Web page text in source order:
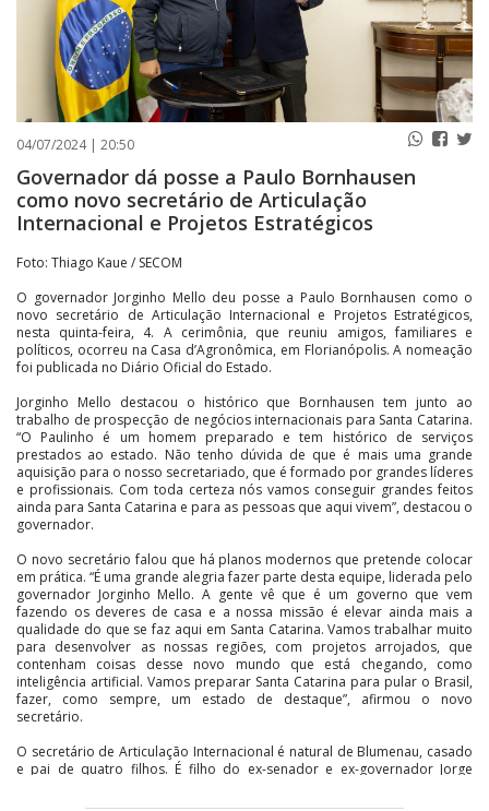
04/07/2024 | 20:50
Governador dá posse a Paulo Bornhausen
como novo secretário de Articulação
Internacional e Projetos Estratégicos
Foto: Thiago Kaue / SECOM
O governador Jorginho Mello deu posse a Paulo Bornhausen como o
novo secretário de Articulação Internacional e Projetos Estratégicos,
nesta quinta-feira, 4. A cerimônia, que reuniu amigos, familiares e
políticos, ocorreu na Casa d’Agronômica, em Florianópolis. A nomeação
foi publicada no Diário Oficial do Estado.
Jorginho Mello destacou o histórico que Bornhausen tem junto ao
trabalho de prospecção de negócios internacionais para Santa Catarina.
“O Paulinho é um homem preparado e tem histórico de serviços
prestados ao estado. Não tenho dúvida de que é mais uma grande
aquisição para o nosso secretariado, que é formado por grandes líderes
e profissionais. Com toda certeza nós vamos conseguir grandes feitos
ainda para Santa Catarina e para as pessoas que aqui vivem”, destacou o
governador.
O novo secretário falou que há planos modernos que pretende colocar
em prática. “É uma grande alegria fazer parte desta equipe, liderada pelo
governador Jorginho Mello. A gente vê que é um governo que vem
fazendo os deveres de casa e a nossa missão é elevar ainda mais a
qualidade do que se faz aqui em Santa Catarina. Vamos trabalhar muito
para desenvolver as nossas regiões, com projetos arrojados, que
contenham coisas desse novo mundo que está chegando, como
inteligência artificial. Vamos preparar Santa Catarina para pular o Brasil,
fazer, como sempre, um estado de destaque”, afirmou o novo
secretário.
O secretário de Articulação Internacional é natural de Blumenau, casado
e pai de quatro filhos. É filho do ex-senador e ex-governador Jorge
Formou-se em direito pela Universidade Federal de Santa Catarina